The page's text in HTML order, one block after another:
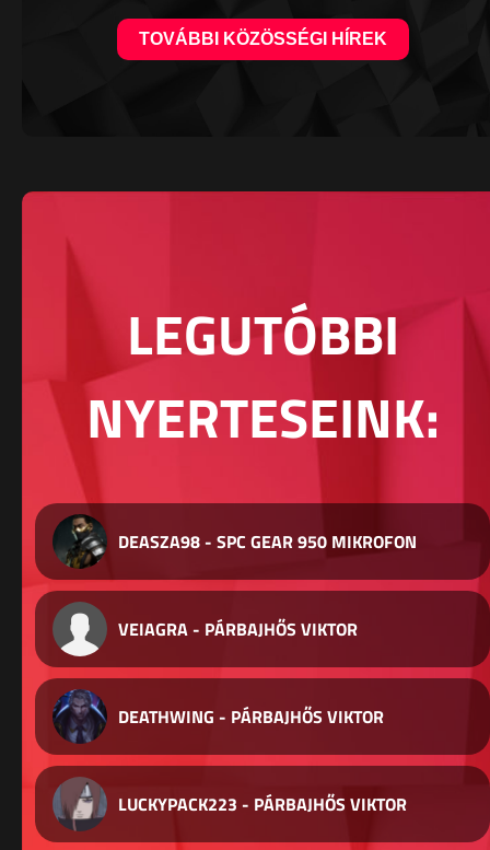
TOVÁBBI KÖZÖSSÉGI HÍREK
LEGUTÓBBI
NYERTESEINK:
DEASZA98 - SPC GEAR 950 MIKROFON
VEIAGRA - PÁRBAJHŐS VIKTOR
DEATHWING - PÁRBAJHŐS VIKTOR
LUCKYPACK223 - PÁRBAJHŐS VIKTOR